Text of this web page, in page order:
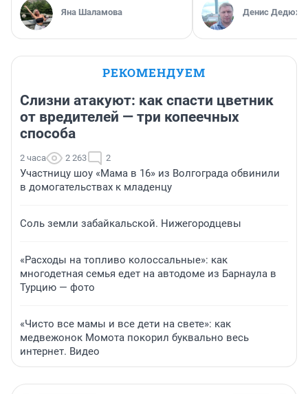
Яна Шаламова Денис
РЕКОМЕНДУЕМ
Слизни атакуют: как спасти цветник
от вредителей — три копеечных
способа
2 часа 2 263 2
Участницу шоу «Мама в 16» из Волгограда обвинили
в домогательствах к младенцу
Соль земли забайкальской. Нижегородцевы
«Расходы на топливо колоссальные»: как
многодетная семья едет на автодоме из Барнаула в
Турцию — фото
«Чисто все мамы и все дети на свете»: как
медвежонок Момота покорил буквально весь
интернет. Видео